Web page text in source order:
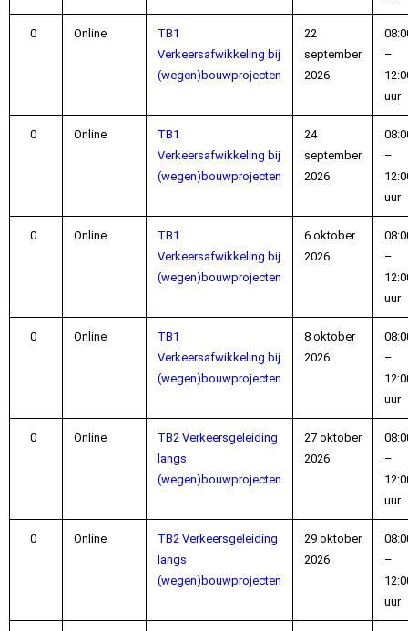
Online
TB1
Verkeersafwikkeling bij
(wegen)bouwprojecten
22
september
2026
–
uur
Online
TB1
Verkeersafwikkeling bij
(wegen)bouwprojecten
24
september
2026
–
uur
Online
TB1
Verkeersafwikkeling bij
(wegen)bouwprojecten
6 oktober
2026
–
uur
Online
TB1
Verkeersafwikkeling bij
(wegen)bouwprojecten
8 oktober
2026
–
uur
Online
TB2 Verkeersgeleiding
langs
(wegen)bouwprojecten
27 oktober
2026
–
uur
Online
TB2 Verkeersgeleiding
langs
(wegen)bouwprojecten
29 oktober
2026
–
uur